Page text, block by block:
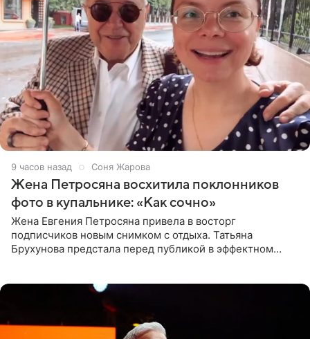
9 часов назад Соня Жарова
Жена Петросяна восхитила поклонников
фото в купальнике: «Как сочно»
Жена Евгения Петросяна привела в восторг
подписчиков новым снимком с отдыха. Татьяна
Брухунова предстала перед публикой в эффектном